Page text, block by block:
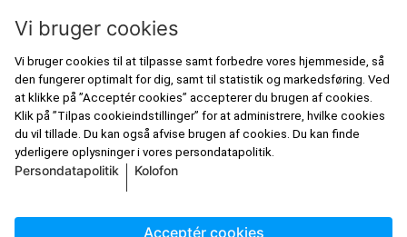
Besøg os også her